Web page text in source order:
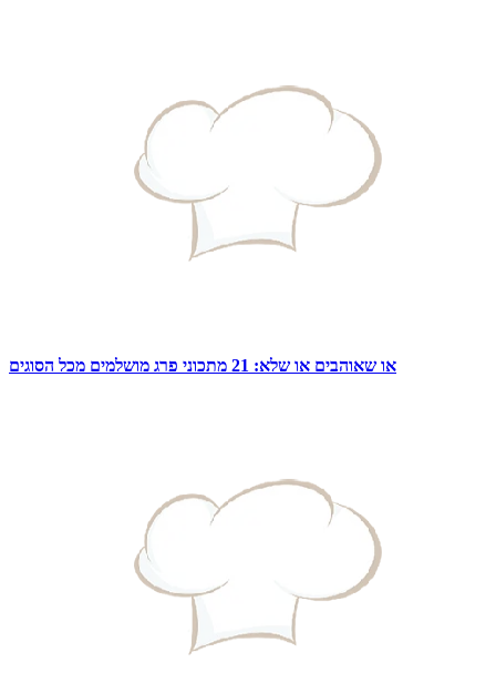
או שאוהבים או שלא: 21 מתכוני פרג מושלמים מכל הסוגים